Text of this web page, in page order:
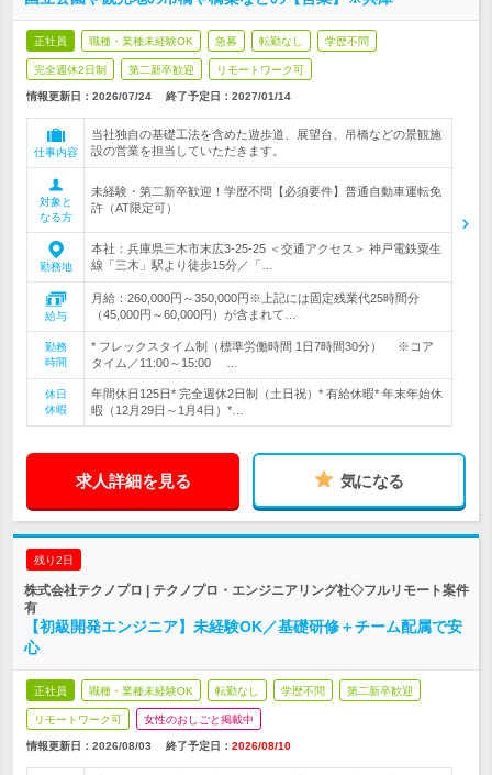
正社員 職種・業種未経験OK 急募 転勤なし 学歴不問
完全週休2日制 第二新卒歓迎 リモートワーク可
情報更新日：2026/07/24 終了予定日： 2027/01/14
仕事内容
当社独自の基礎工法を含めた遊歩道、展望台、吊橋などの景観施
設の営業を担当していただきます。
対象と
なる方
未経験・第二新卒歓迎！学歴不問【必須要件】普通自動車運転免
許（AT限定可）
勤務地
本社：兵庫県三木市末広3-25-25 ＜交通アクセス＞ 神戸電鉄粟生
線「三木」駅より徒歩15分／「…
給与
月給：260,000円～350,000円※上記には固定残業代25時間分
（45,000円～60,000円）が含まれて…
勤務
時間
* フレックスタイム制（標準労働時間 1日7時間30分） ※コア
タイム／11:00～15:00 …
休日
休暇
年間休日125日* 完全週休2日制（土日祝）* 有給休暇* 年末年始休
暇（12月29日～1月4日）*…
求人詳細を見る 気になる
残り2日
株式会社テクノプロ | テクノプロ・エンジニアリング社◇フルリモート案件
有
【初級開発エンジニア】未経験OK／基礎研修＋チーム配属で安
心
正社員 職種・業種未経験OK 転勤なし 学歴不問 第二新卒歓迎
リモートワーク可 女性のおしごと掲載中
情報更新日：2026/08/03 終了予定日： 2026/08/10